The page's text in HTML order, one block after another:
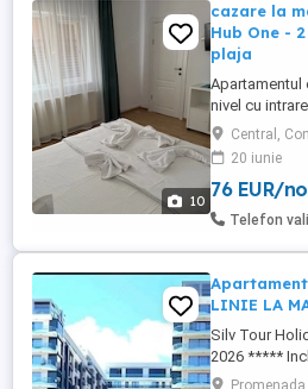
10
cazare la
Hub One -
plaja
Apartamentul
nivel cu
intim si
Bdul Mamaia
accesul la
Amplasarea
aceasta sa fie
Central,
20 iunie
76 EUR/
Telefon
LINIE LA
Silv Tour
2026 *****